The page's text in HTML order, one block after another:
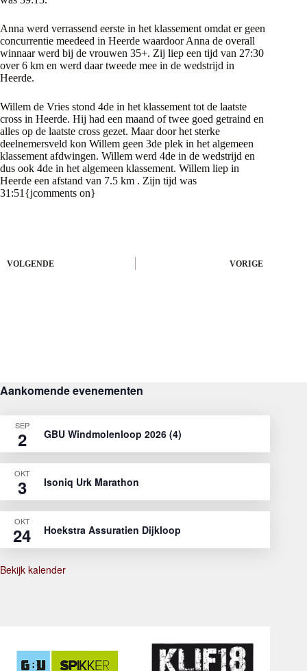
Anna werd verrassend eerste in het klassement omdat er geen
concurrentie meedeed in Heerde waardoor Anna de overall
winnaar werd bij de vrouwen 35+. Zij liep een tijd van 27:30
over 6 km en werd daar tweede mee in de wedstrijd in
Heerde.
Willem de Vries stond 4de in het klassement tot de laatste
cross in Heerde. Hij had een maand of twee goed getraind en
alles op de laatste cross gezet. Maar door het sterke
deelnemersveld kon Willem geen 3de plek in het algemeen
klassement afdwingen. Willem werd 4de in de wedstrijd en
dus ook 4de in het algemeen klassement. Willem liep in
Heerde een afstand van 7.5 km . Zijn tijd was
31:51{jcomments on}
VORIGE
VOLGENDE
Aankomende evenementen
SEP
2 GBU Windmolenloop 2026 (4)
OKT
3 Isoniq Urk Marathon
OKT
24 Hoekstra Assuratien Dijkloop
Bekijk kalender